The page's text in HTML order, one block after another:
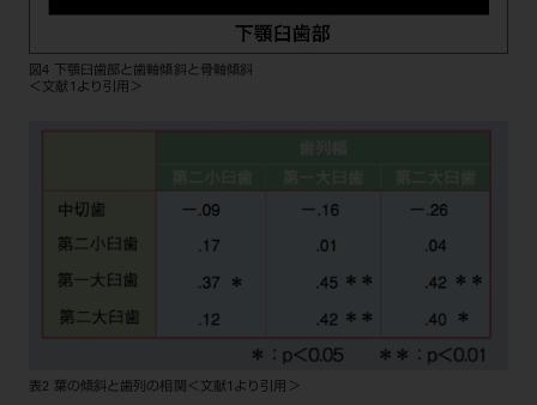
図4 下顎臼歯部と歯軸傾斜と骨軸傾斜
＜文献1より引用＞
表2 葉の傾斜と歯列の相関＜文献1より引用＞